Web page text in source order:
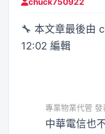
🔧 本文章最後由
12:02 編輯
專業物業代管
中華電信也